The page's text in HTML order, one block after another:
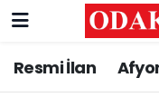
Resmi İlan
Nöbetçi